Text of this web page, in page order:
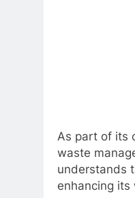
As part of its
waste
understands
enhancing its